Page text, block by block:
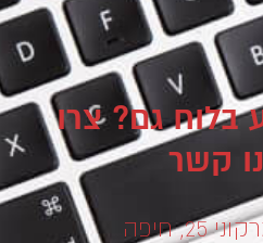
בלוח גם? צרו
קשר
25, חיפה